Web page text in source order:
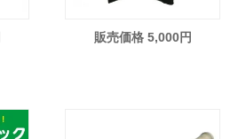
販売価格 5,000円